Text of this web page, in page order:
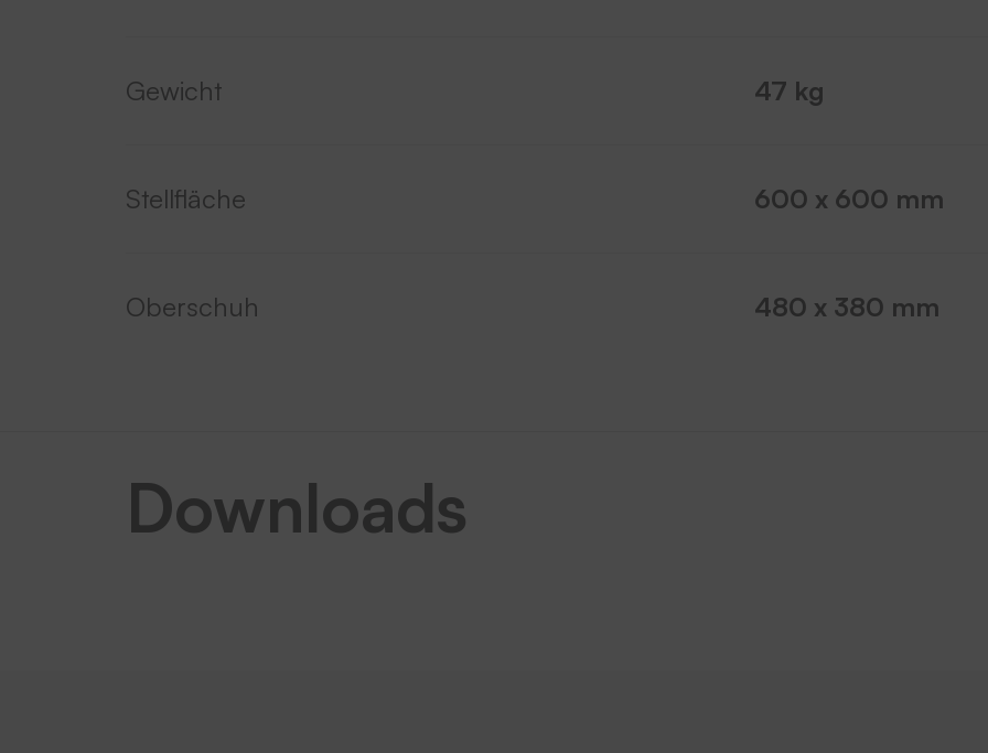
Gewicht 47 kg
Stellfläche 600 x 600 mm
Oberschuh 480 x 380 mm
Downloads